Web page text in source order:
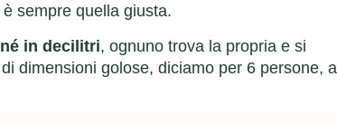
sempre quella giusta.
in decilitri, ognuno trova la propria e si
dimensioni golose, diciamo per 6 persone, a